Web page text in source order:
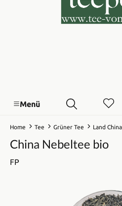
Menü
Home Tee Grüner Tee Land China
China Nebeltee bio
FP
Bildergalerie überspringen